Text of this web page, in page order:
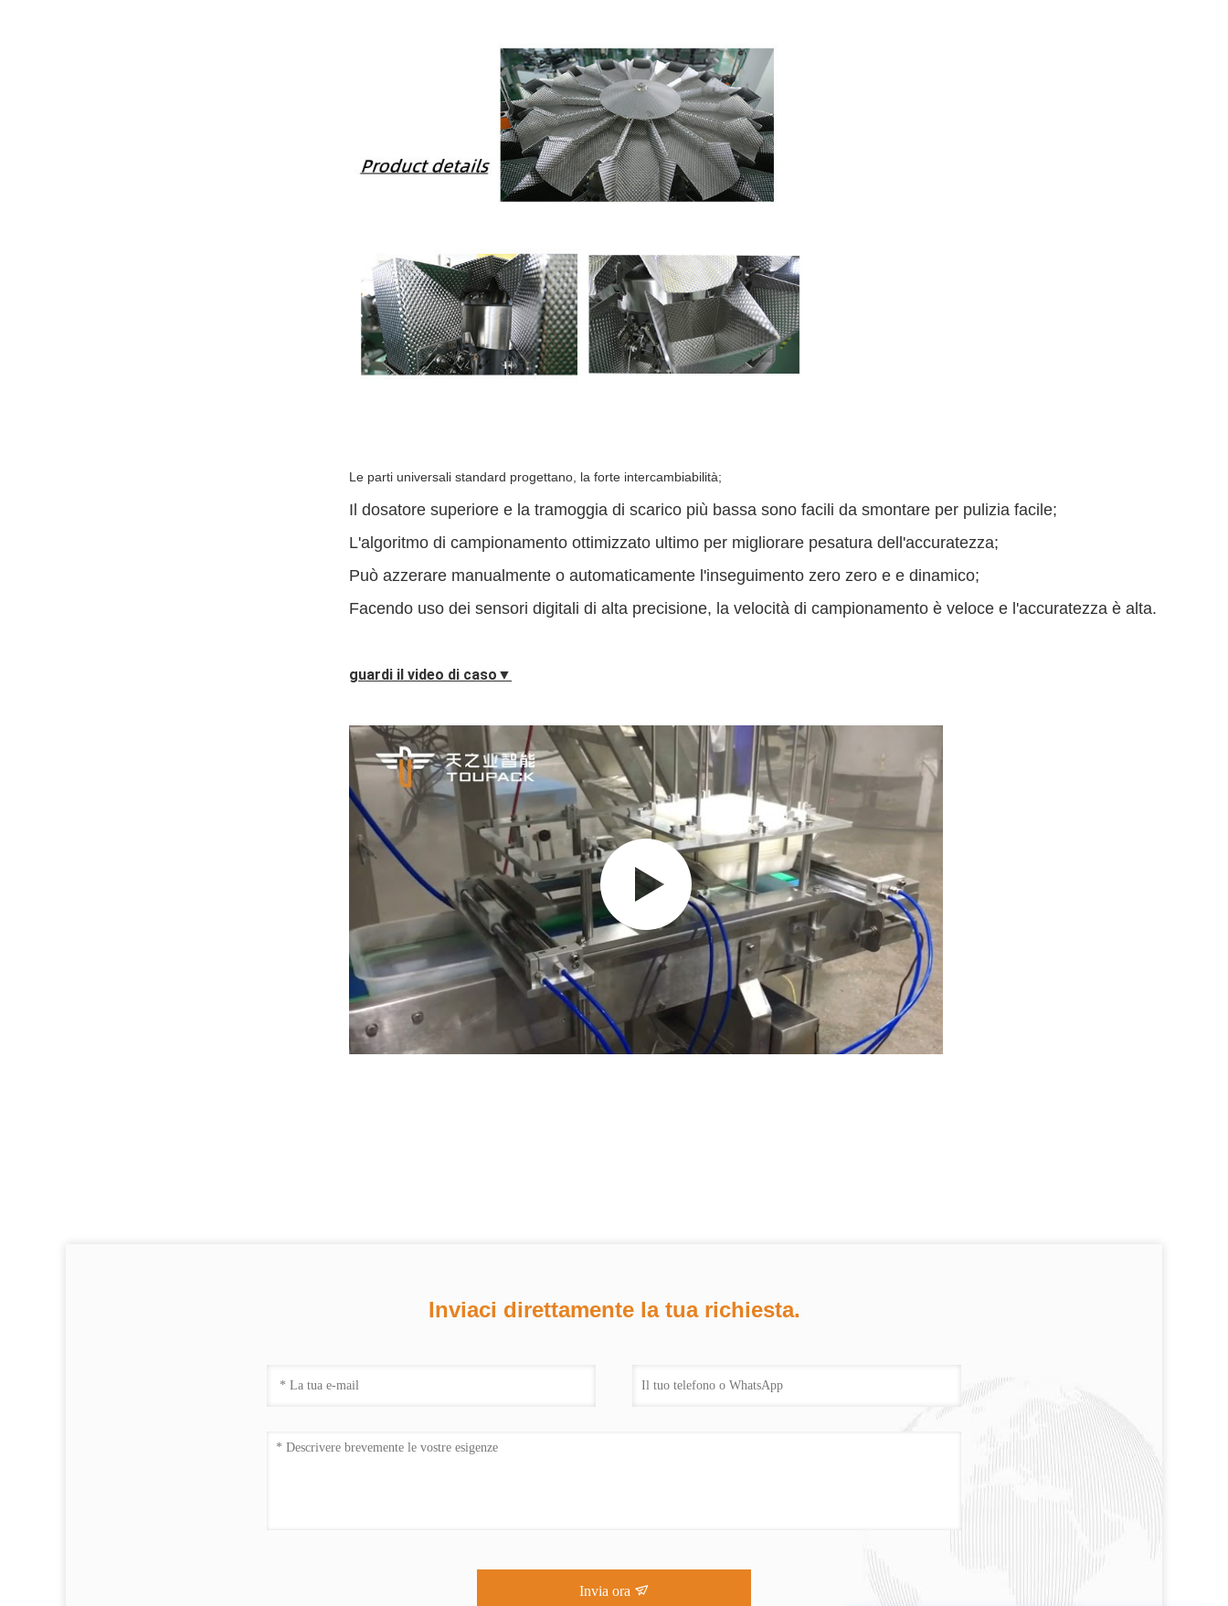
Le parti universali standard progettano, la forte intercambiabilità;
Il dosatore superiore e la tramoggia di scarico più bassa sono facili da smontare per pulizia facile;
L'algoritmo di campionamento ottimizzato ultimo per migliorare pesatura dell'accuratezza;
Può azzerare manualmente o automaticamente l'inseguimento zero zero e e dinamico;
Facendo uso dei sensori digitali di alta precisione, la velocità di campionamento è veloce e l'accuratezza è alta.
guardi il video di caso▼
Inviaci direttamente la tua richiesta.
Invia ora